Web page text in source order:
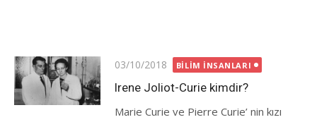
Posted
on
03/10/2018 BILIM İNSANLARI
Irene Joliot-Curie kimdir?
Marie Curie ve Pierre Curie’ nin kızı